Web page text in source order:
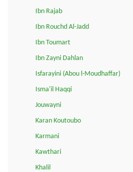
Ibn Rajab
Ibn Rouchd Al-Jadd
Ibn Toumart
Ibn Zayni Dahlan
Isfarayini (Abou l-Moudhaffar)
Isma'il Haqqi
Jouwayni
Karan Koutoubo
Karmani
Kawthari
Khalil